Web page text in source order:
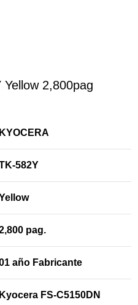
2,800pag
KYOCERA
582Y
pag.
año Fabricante
Kyocera FS-C5150DN